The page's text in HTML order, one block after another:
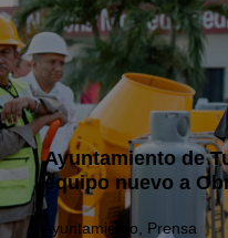
Ayuntamiento de
equipo nuevo a
Servicios Públicos
Ayuntamiento Prensa